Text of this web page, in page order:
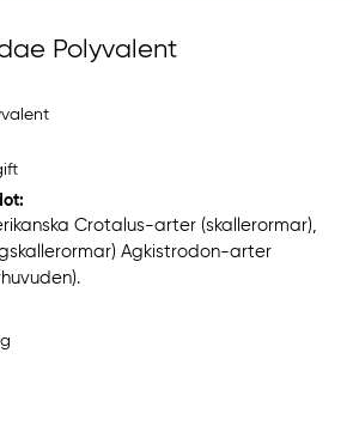
Polyvalent
Crotalus-arter (skallerormar),
Agkistrodon-arter